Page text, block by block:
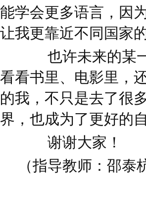
能学会更多语言，因
让我更靠近不同国家
也许未来的某一
看看书里、电影里，
的我，不只是去了很
界，也成为了更好的自
谢谢大家！
（指导教师：邵泰